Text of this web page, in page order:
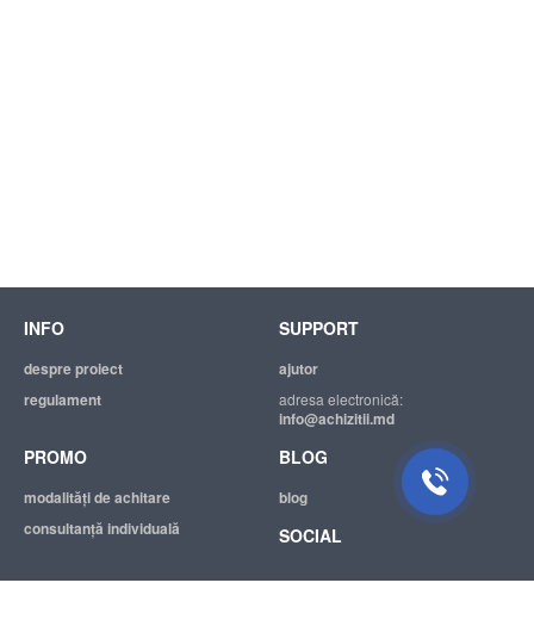
INFO
despre proiect
regulament
SUPPORT
ajutor
adresa electronică:
info@achizitii.md
PROMO
modalităţi de achitare
consultanță individuală
BLOG
blog
SOCIAL